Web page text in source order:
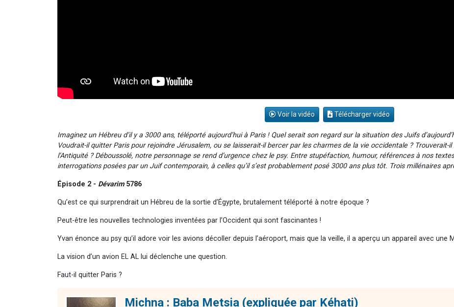
Voir la vidéo Télécharger vidéo
Imaginez un Hébreu d’il y a 3000 ans, téléporté aujourd’hui à Paris ! Quel serait son regard sur la situation des Juifs
Voudrait-il quitter Paris pour rejoindre Jérusalem, ou se laisserait-il bercer par les charmes de la vie occidentale ? Trouverait-
l’Antiquité ? Déboussolé, notre personnage se rend d’urgence chez le psy. Entre stupéfaction, humour, références à nos
interrogations posées par un Juif contemporain, à celles qu’il s’est probablement posé 3000 ans plus tôt. Trois millénaires
Épisode 2 - Dévarim5786
Qu’est ce qui surprendrait un Hébreu de la sortie d’Égypte, brutalement téléporté à notre époque ?
Peut-être les nouvelles technologies inventées par l’Occident qui sont fascinantes !
Yvan énonce au psy qu’il adore voir les avions décoller depuis l’aéroport, mais que la veille, il a aperçu un appareil avec une
La vision d’un avion EL AL lui déclenche une question.
Faut-il quitter Paris ?
Michna : Baba Metsia (expliquée par Kéhati)